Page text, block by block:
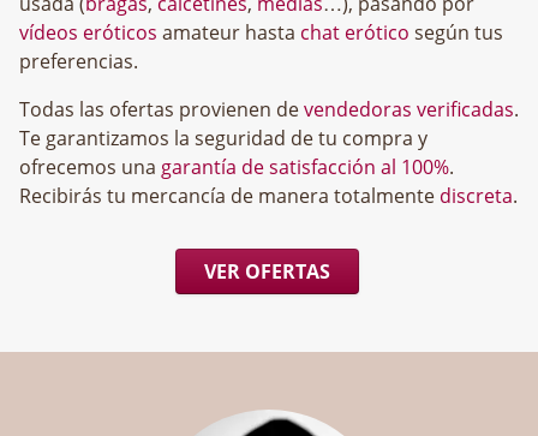
vídeos eróticos amateur hasta chat erótico según tus
preferencias.
Todas las ofertas provienen devendedoras verificadas.
Te garantizamos la seguridad de tu compra y
ofrecemos una garantía de satisfacción al 100%.
Recibirás tu mercancía de manera totalmente discreta.
VER OFERTAS